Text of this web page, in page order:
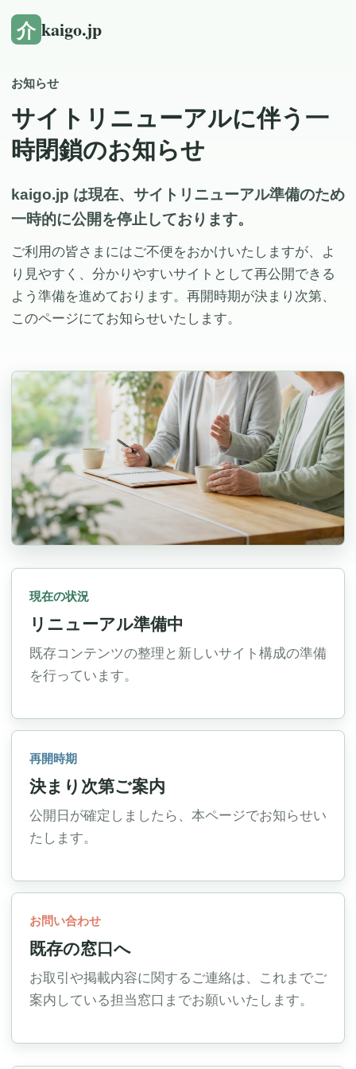
介 kaigo.jp
お知らせ
サイトリニューアルに伴う一
時閉鎖のお知らせ
kaigo.jp は現在、サイトリニューアル準備のため
一時的に公開を停止しております。
ご利用の皆さまにはご不便をおかけいたしますが、よ
り見やすく、分かりやすいサイトとして再公開できる
よう準備を進めております。再開時期が決まり次第、
このページにてお知らせいたします。
現在の状況
リニューアル準備中
既存コンテンツの整理と新しいサイト構成の準備
を行っています。
再開時期
決まり次第ご案内
公開日が確定しましたら、本ページでお知らせい
たします。
お問い合わせ
既存の窓口へ
お取引や掲載内容に関するご連絡は、これまでご
案内している担当窓口までお願いいたします。